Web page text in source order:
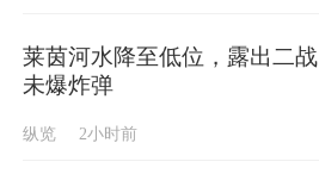
莱茵河水降至低位，露出二战
未爆炸弹
纵览 2小时前